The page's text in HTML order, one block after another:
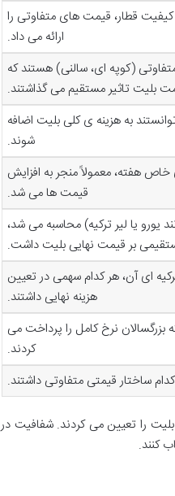
قطار، قیمت های متفاوتی را
ارائه می داد.
(کوپه ای، سالنی) هستند که
بلیت تاثیر مستقیم می گذاشتند.
به هزینه ی کلی بلیت اضافه
شوند.
هفته، معمولاً منجر به افزایش
قیمت ها می شد.
یورو یا لیر ترکیه) محاسبه می شد،
بر قیمت نهایی بلیت داشت.
بخش ایرانی و ترکیه ای آن، هر کدام سهمی در تعیین
هزینه نهایی داشتند.
بزرگسالان نرخ کامل را پرداخت می
کردند.
ساختار قیمتی متفاوتی داشتند.
را تعیین می کردند. شفافیت در
کنند.